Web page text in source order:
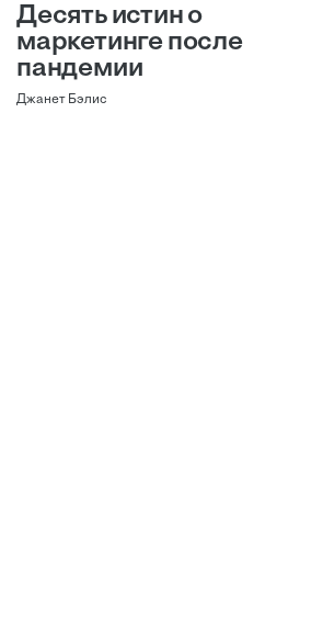
Десять истин о
маркетинге после
пандемии
Джанет Бэлис